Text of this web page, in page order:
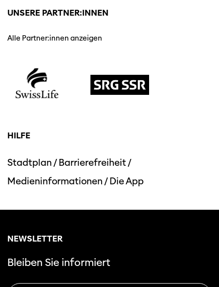
UNSERE PARTNER:INNEN
Alle Partner:innen anzeigen
HILFE
Stadtplan /Barrierefreiheit/
Medieninformationen /Die App
NEWSLETTER
Bleiben Sie informiert